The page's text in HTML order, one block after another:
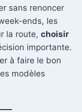
sans renoncer
ends, les
la route, choisir
importante.
à faire le bon
modèles